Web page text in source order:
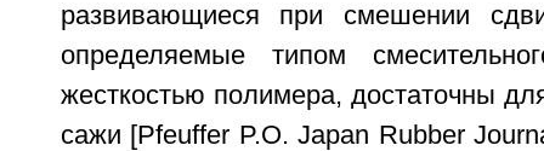
развивающиеся при смешении
определяемые типом
жесткостью полимера, достаточны
сажи [Pfeuffer P.O. Japan Rubber